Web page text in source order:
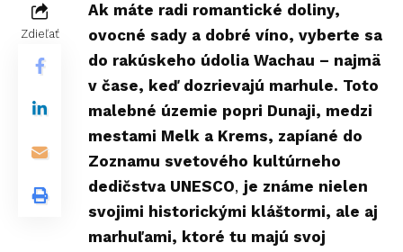
Zdieľať
Ak máte radi romantické doliny,
ovocné sady a dobré víno, vyberte sa
do rakúskeho údolia Wachau – najmä
v čase, keď dozrievajú marhule. Toto
malebné územie popri Dunaji, medzi
mestami Melk a Krems, zapíané do
Zoznamu svetového kultúrneho
dedičstva UNESCO, je známe nielen
svojimi historickými kláštormi, ale aj
marhuľami, ktoré tu majú svoj